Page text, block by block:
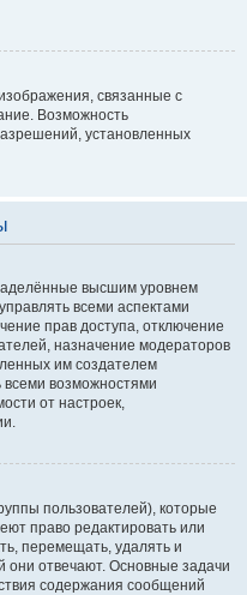
связанные с
Возможность
установленных
высшим уровнем
всеми аспектами
прав доступа, отключение
назначение модераторов
им создателем
возможностями
от настроек,
пользователей), которые
право редактировать или
перемещать, удалять и
отвечают. Основные задачи
содержания сообщений